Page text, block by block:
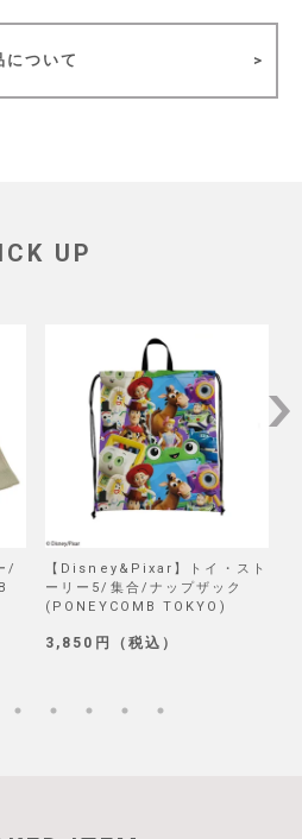
について
UP
/
【Disney&Pixar】トイ・スト
ーリー5/集合/ナップザック
(PONEYCOMB TOKYO)
3,850円（税込）